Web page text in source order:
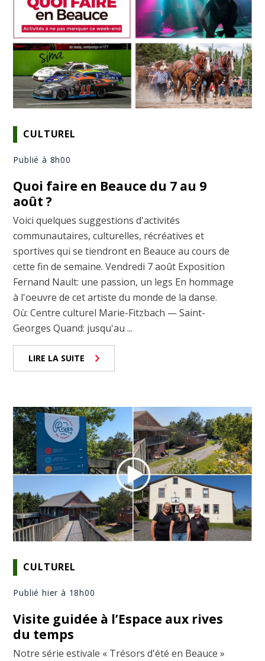
CULTUREL
Publié à 8h00
Quoi faire en Beauce du 7 au 9
août ?
Voici quelques suggestions d'activités
communautaires, culturelles, récréatives et
sportives qui se tiendront en Beauce au cours de
cette fin de semaine. Vendredi 7 août Exposition
Fernand Nault: une passion, un legs En hommage
à l'oeuvre de cet artiste du monde de la danse.
Où: Centre culturel Marie-Fitzbach — Saint-
Georges Quand: jusqu'au ...
LIRE LA SUITE
CULTUREL
Publié hier à 18h00
Visite guidée à l’Espace aux rives
du temps
Notre série estivale « Trésors d'été en Beauce »